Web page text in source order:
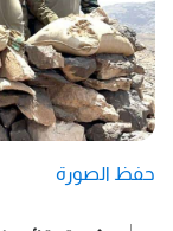
حفظ الصورة